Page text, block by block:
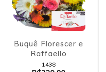
Buquê Florescer e
Raffaello
1438